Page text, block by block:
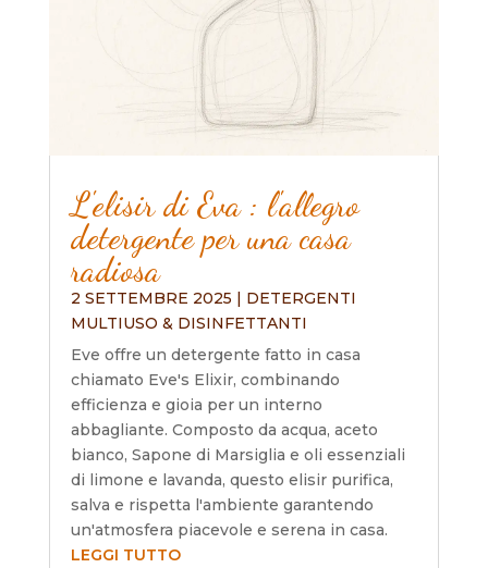
L'elisir di Eva : l'allegro
detergente per una casa
radiosa
2 SETTEMBRE 2025 | DETERGENTI
MULTIUSO & DISINFETTANTI
Eve offre un detergente fatto in casa
chiamato Eve's Elixir, combinando
efficienza e gioia per un interno
abbagliante. Composto da acqua, aceto
bianco, Sapone di Marsiglia e oli essenziali
di limone e lavanda, questo elisir purifica,
salva e rispetta l'ambiente garantendo
un'atmosfera piacevole e serena in casa.
LEGGI TUTTO